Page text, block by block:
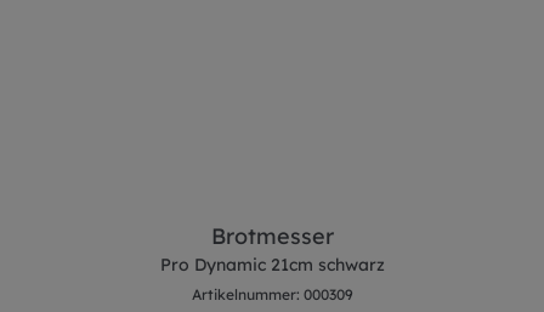
Brotmesser
Pro Dynamic 21cm schwarz
Artikelnummer: 000309